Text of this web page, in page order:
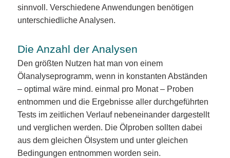
sinnvoll. Verschiedene Anwendungen benötigen
unterschiedliche Analysen.
Die Anzahl der Analysen
Den größten Nutzen hat man von einem
Ölanalyseprogramm, wenn in konstanten Abständen
– optimal wäre mind. einmal pro Monat – Proben
entnommen und die Ergebnisse aller durchgeführten
Tests im zeitlichen Verlauf nebeneinander dargestellt
und verglichen werden. Die Ölproben sollten dabei
aus dem gleichen Ölsystem und unter gleichen
Bedingungen entnommen worden sein.